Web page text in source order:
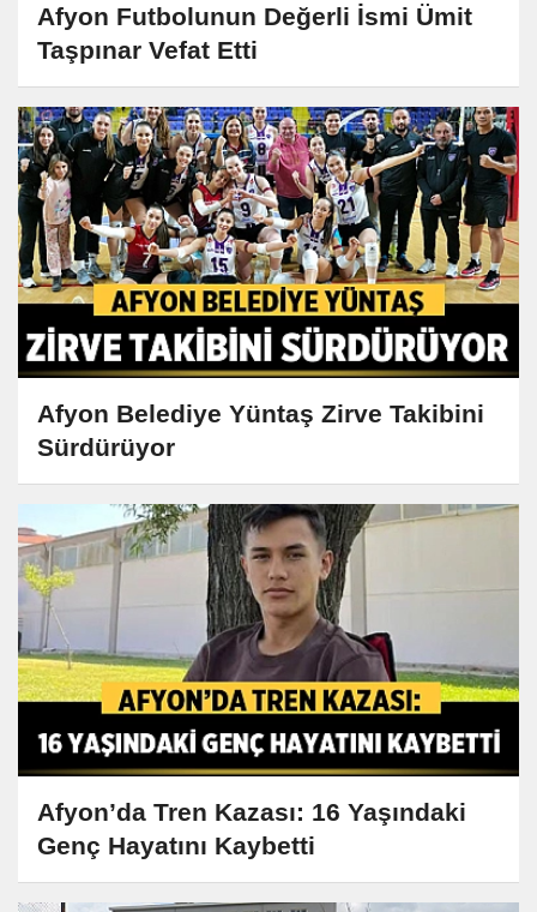
Afyon Futbolunun Değerli İsmi Ümit
Taşpınar Vefat Etti
Afyon Belediye Yüntaş Zirve Takibini
Sürdürüyor
Afyon’da Tren Kazası: 16 Yaşındaki
Genç Hayatını Kaybetti